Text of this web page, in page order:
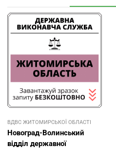
ВДВС ЖИТОМИРСЬКОЇ ОБЛАСТІ
Новоград-Волинський
відділ державної